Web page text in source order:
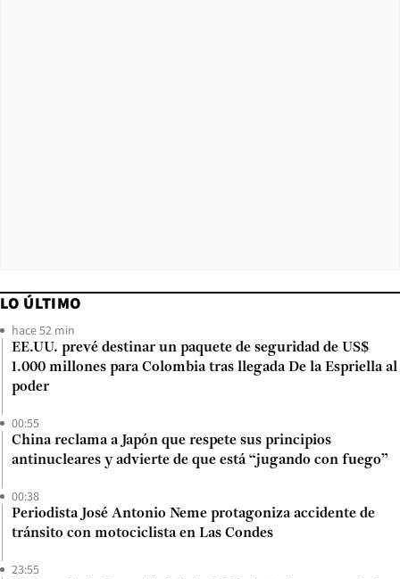
LO ÚLTIMO
hace 52 min
EE.UU. prevé destinar un paquete de seguridad de US$
1.000 millones para Colombia tras llegada De la Espriella al
poder
00:55
China reclama a Japón que respete sus principios
antinucleares y advierte de que está “jugando con fuego”
00:38
Periodista José Antonio Neme protagoniza accidente de
tránsito con motociclista en Las Condes
23:55